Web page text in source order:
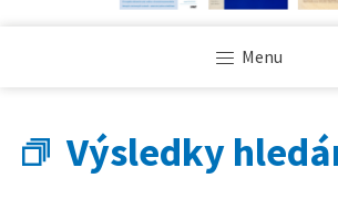
Menu
Výsledky